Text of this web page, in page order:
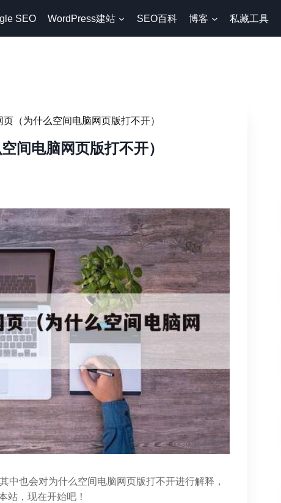
SEO WordPress建站 SEO百科 博客 私藏工具
（为什么空间电脑网页版打不开）
间电脑网页版打不开）
中也会对为什么空间电脑网页版打不开进行解释，
站，现在开始吧！